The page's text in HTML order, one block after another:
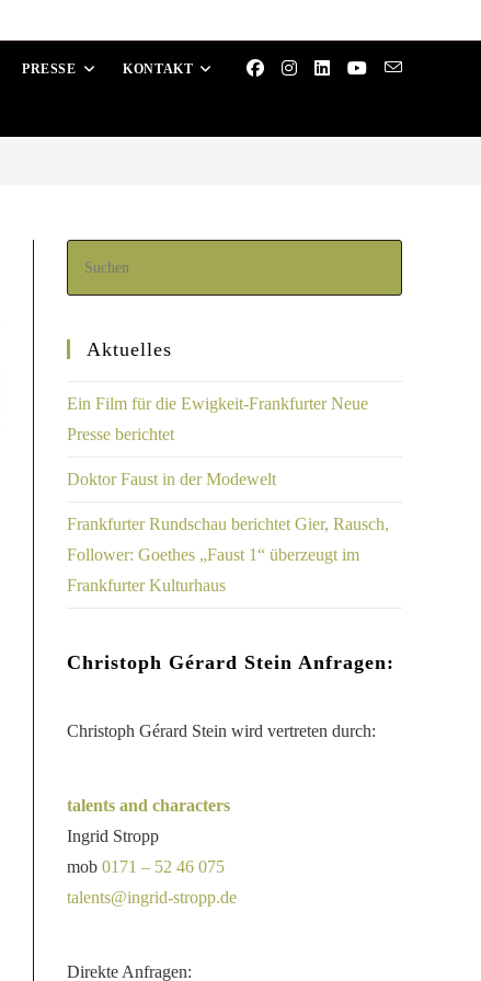
PRESSE KONTAKT
Aktuelles
Ein Film für die Ewigkeit-Frankfurter Neue
Presse berichtet
Doktor Faust in der Modewelt
Frankfurter Rundschau berichtet Gier, Rausch,
Follower: Goethes „Faust 1“ überzeugt im
Frankfurter Kulturhaus
Christoph Gérard Stein Anfragen:
Christoph Gérard Stein wird vertreten durch:
talents and characters
Ingrid Stropp
mob 0171 – 52 46 075
talents@ingrid-stropp.de
Direkte Anfragen: